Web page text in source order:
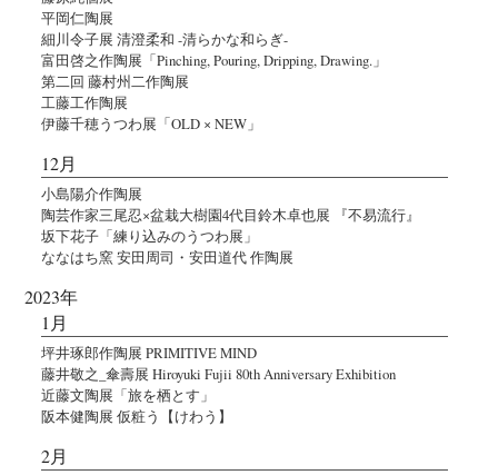
平岡仁陶展
細川令子展 清澄柔和 -清らかな和らぎ-
富田啓之作陶展「Pinching, Pouring, Dripping, Drawing.」
第二回 藤村州二作陶展
工藤工作陶展
伊藤千穂うつわ展「OLD × NEW」
12月
小島陽介作陶展
陶芸作家三尾忍×盆栽大樹園4代目鈴木卓也展 『不易流行』
坂下花子「練り込みのうつわ展」
ななはち窯 安田周司・安田道代 作陶展
2023年
1月
坪井琢郎作陶展 PRIMITIVE MIND
藤井敬之_傘壽展 Hiroyuki Fujii 80th Anniversary Exhibition
近藤文陶展「旅を栖とす」
阪本健陶展 仮粧う【けわう】
2月